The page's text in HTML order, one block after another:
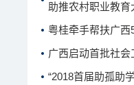
助推农村职业教育
粤桂牵手帮扶广西
广西启动首批社会
“2018首届助孤助